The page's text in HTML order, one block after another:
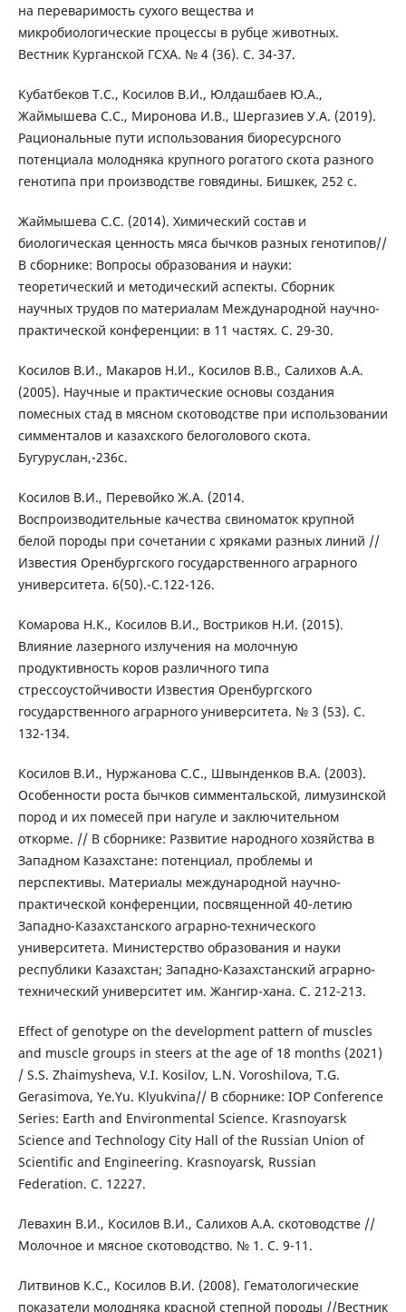
на переваримость сухого вещества и
микробиологические процессы в рубце животных.
Вестник Курганской ГСХА. № 4 (36). С. 34-37.
Кубатбеков Т.С., Косилов В.И., Юлдашбаев Ю.А.,
Жаймышева С.С., Миронова И.В., Шергазиев У.А. (2019).
Рациональные пути использования биоресурсного
потенциала молодняка крупного рогатого скота разного
генотипа при производстве говядины. Бишкек, 252 с.
Жаймышева С.С. (2014). Химический состав и
биологическая ценность мяса бычков разных генотипов//
В сборнике: Вопросы образования и науки:
теоретический и методический аспекты. Сборник
научных трудов по материалам Международной научно-
практической конференции: в 11 частях. С. 29-30.
Косилов В.И., Макаров Н.И., Косилов В.В., Салихов А.А.
(2005). Научные и практические основы создания
помесных стад в мясном скотоводстве при использовании
симменталов и казахского белоголового скота.
Бугуруслан,-236с.
Косилов В.И., Перевойко Ж.А. (2014.
Воспроизводительные качества свиноматок крупной
белой породы при сочетании с хряками разных линий //
Известия Оренбургского государственного аграрного
университета. 6(50).-С.122-126.
Комарова Н.К., Косилов В.И., Востриков Н.И. (2015).
Влияние лазерного излучения на молочную
продуктивность коров различного типа
стрессоустойчивости Известия Оренбургского
государственного аграрного университета. № 3 (53). С.
132-134.
Косилов В.И., Нуржанова С.С., Швынденков В.А. (2003).
Особенности роста бычков симментальской, лимузинской
пород и их помесей при нагуле и заключительном
откорме. // В сборнике: Развитие народного хозяйства в
Западном Казахстане: потенциал, проблемы и
перспективы. Материалы международной научно-
практической конференции, посвященной 40-летию
Западно-Казахстанского аграрно-технического
университета. Министерство образования и науки
республики Казахстан; Западно-Казахстанский аграрно-
технический университет им. Жангир-хана. С. 212-213.
Effect of genotype on the development pattern of muscles
and muscle groups in steers at the age of 18 months (2021)
/ S.S. Zhaimysheva, V.I. Kosilov, L.N. Voroshilova, T.G.
Gerasimova, Ye.Yu. Klyukvina// В сборнике: IOP Conference
Series: Earth and Environmental Science. Krasnoyarsk
Science and Technology City Hall of the Russian Union of
Scientific and Engineering. Krasnoyarsk, Russian
Federation. С. 12227.
Левахин В.И., Косилов В.И., Салихов А.А. скотоводстве //
Молочное и мясное скотоводство. № 1. С. 9-11.
Литвинов К.С., Косилов В.И. (2008). Гематологические
показатели молодняка красной степной породы //Вестник